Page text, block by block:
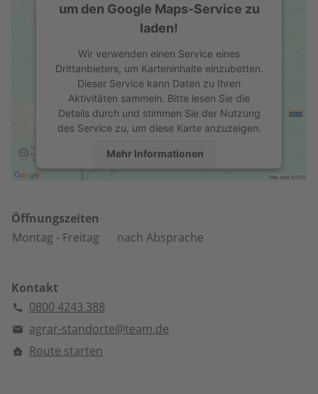
um den Google Maps-Service zu
laden!
Wir verwenden einen Service eines
Drittanbieters, um Karteninhalte einzubetten.
Dieser Service kann Daten zu Ihren
Aktivitäten sammeln. Bitte lesen Sie die
Details durch und stimmen Sie der Nutzung
des Service zu, um diese Karte anzuzeigen.
Mehr Informationen
powered by
Management Platform
Öffnungszeiten
Montag - Freitag nach Absprache
Kontakt
0800 4243 388
agrar-standorte@team.de
Route starten